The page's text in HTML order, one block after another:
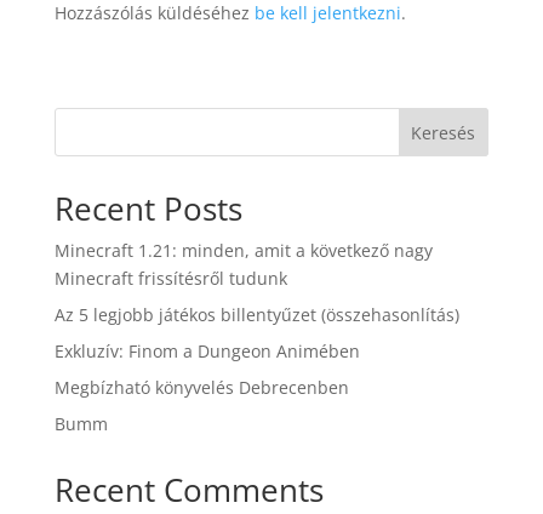
Hozzászólás küldéséhez be kell jelentkezni.
Keresés
Recent Posts
Minecraft 1.21: minden, amit a következő nagy
Minecraft frissítésről tudunk
Az 5 legjobb játékos billentyűzet (összehasonlítás)
Exkluzív: Finom a Dungeon Animében
Megbízható könyvelés Debrecenben
Bumm
Recent Comments